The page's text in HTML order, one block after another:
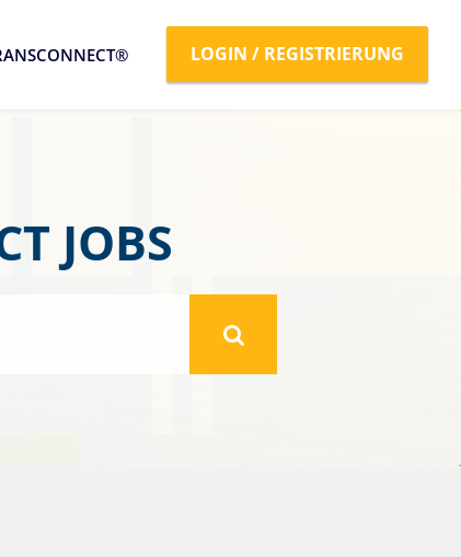
LOGIN / REGISTRIERUNG
JOBS